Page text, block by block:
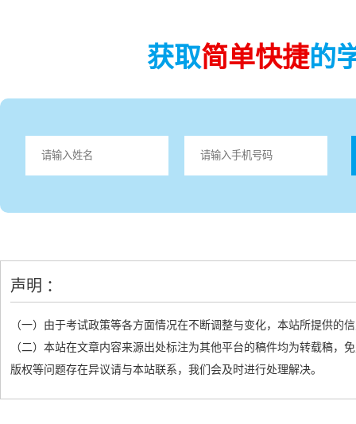
获取简单快捷的
声明 ：
（一）由于考试政策等各方面情况在不断调整与变化，本站所提供的
（二）本站在文章内容来源出处标注为其他平台的稿件均为转载稿
版权等问题存在异议请与本站联系，我们会及时进行处理解决。